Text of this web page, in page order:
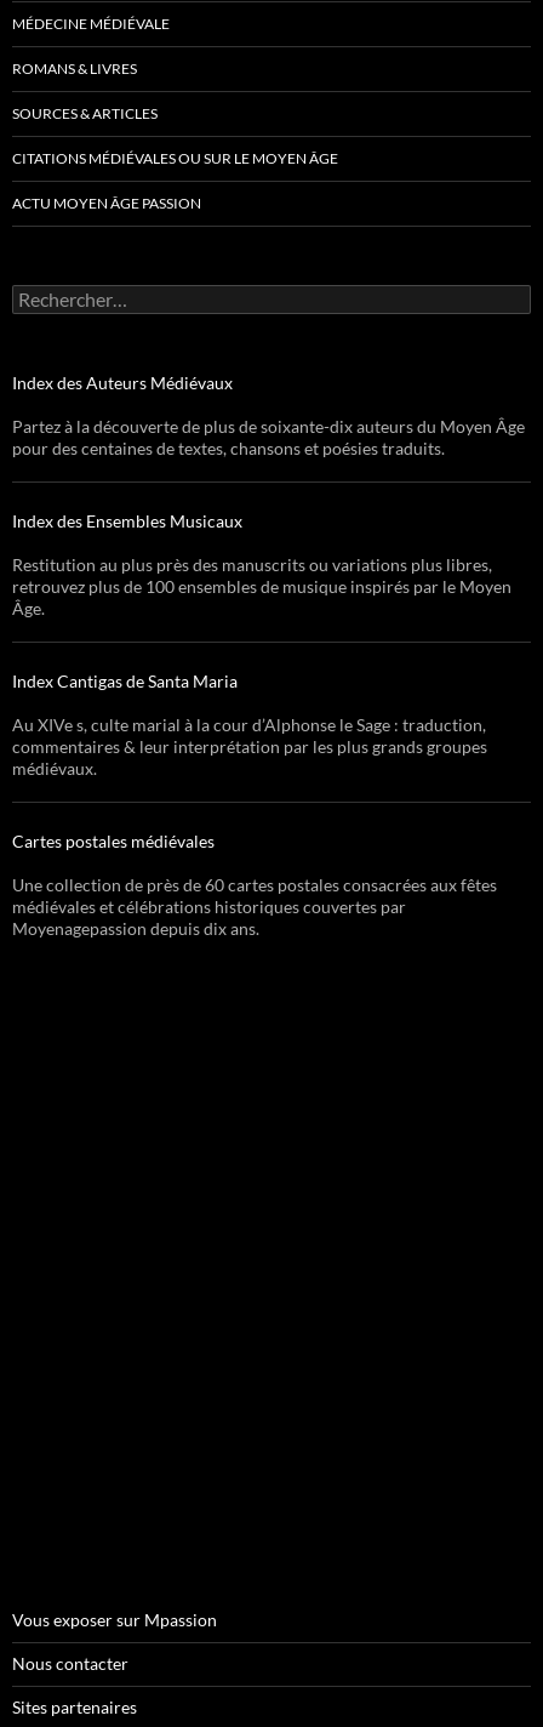
MÉDECINE MÉDIÉVALE
ROMANS & LIVRES
SOURCES & ARTICLES
CITATIONS MÉDIÉVALES OU SUR LE MOYEN ÂGE
ACTU MOYEN ÂGE PASSION
Rechercher :
Index des Auteurs Médiévaux
Partez à la découverte de plus de soixante-dix auteurs du Moyen Âge
pour des centaines de textes, chansons et poésies traduits.
Index des Ensembles Musicaux
Restitution au plus près des manuscrits ou variations plus libres,
retrouvez plus de 100 ensembles de musique inspirés par le Moyen
Âge.
Index Cantigas de Santa Maria
Au XIVe s, culte marial à la cour d’Alphonse le Sage : traduction,
commentaires & leur interprétation par les plus grands groupes
médiévaux.
Cartes postales médiévales
Une collection de près de 60 cartes postales consacrées aux fêtes
médiévales et célébrations historiques couvertes par
Moyenagepassion depuis dix ans.
Vous exposer sur Mpassion
Nous contacter
Sites partenaires